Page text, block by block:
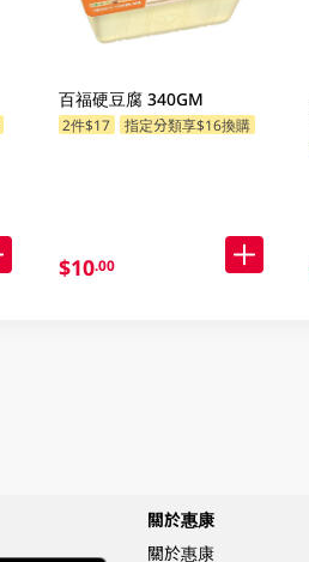
百福硬豆腐 340GM
2件$17 指定分類享$16換購
$10.00
關於惠康
關於惠康